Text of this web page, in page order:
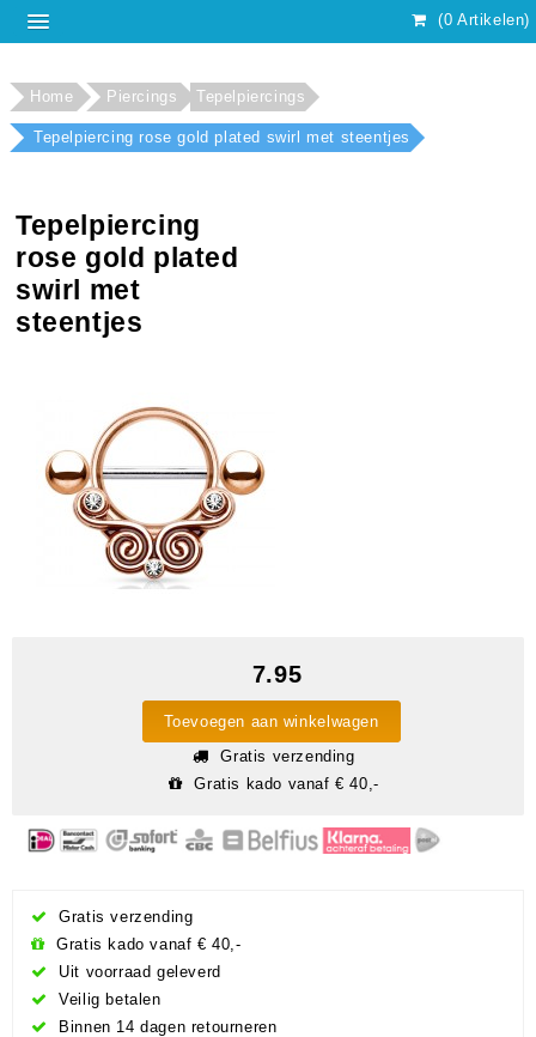
(0 Artikelen)
Home Piercings Tepelpiercings
Tepelpiercing rose gold plated swirl met steentjes
Tepelpiercing
rose gold plated
swirl met
steentjes
7.95
Toevoegen aan winkelwagen
Gratis verzending
Gratis kado vanaf € 40,-
Gratis verzending
Gratis kado vanaf € 40,-
Uit voorraad geleverd
Veilig betalen
Binnen 14 dagen retourneren